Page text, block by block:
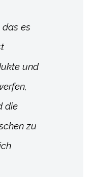
das es
und
die
zu